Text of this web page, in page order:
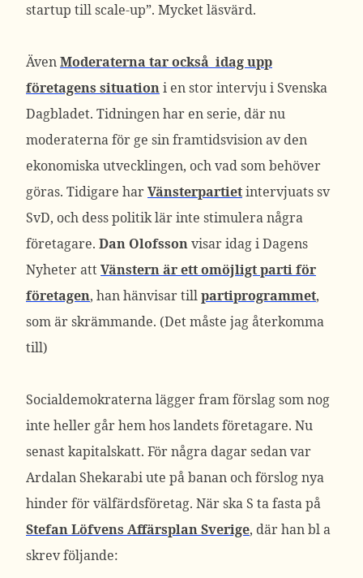
startup till scale-up”. Mycket läsvärd.
ÄvenModeraterna tar också idag upp
företagens situationi en stor intervju i Svenska
Dagbladet. Tidningen har en serie, där nu
moderaterna för ge sin framtidsvision av den
ekonomiska utvecklingen, och vad som behöver
göras. Tidigare harVänsterpartietintervjuats sv
SvD, och dess politik lär inte stimulera några
företagare. Dan Olofssonvisar idag i Dagens
Nyheter attVänstern är ett omöjligt parti för
företagen, han hänvisar tillpartiprogrammet,
som är skrämmande. (Det måste jag återkomma
till)
Socialdemokraterna lägger fram förslag som nog
inte heller går hem hos landets företagare. Nu
senast kapitalskatt. För några dagar sedan var
Ardalan Shekarabi ute på banan och förslog nya
hinder för välfärdsföretag. När ska S ta fasta på
Stefan Löfvens Affärsplan Sverige, där han bl a
skrev följande: